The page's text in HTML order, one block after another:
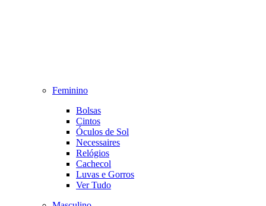
Feminino
Bolsas
Cintos
Óculos de Sol
Necessaires
Relógios
Cachecol
Luvas e Gorros
Ver Tudo